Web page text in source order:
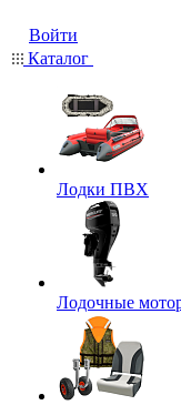
Войти
Каталог
Лодки ПВХ
Лодочные